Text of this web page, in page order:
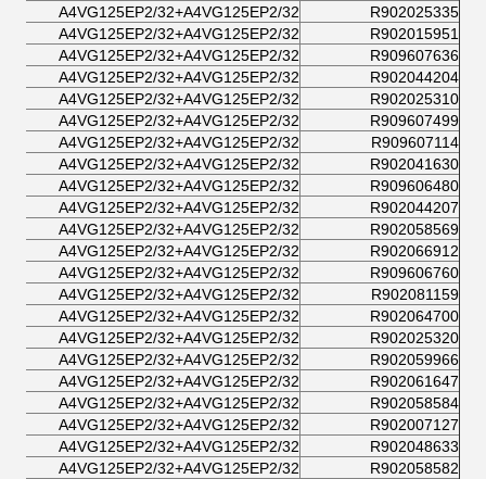
R902025335
A4VG125EP2/32+A4VG125EP2/32
R902015951
A4VG125EP2/32+A4VG125EP2/32
R909607636
A4VG125EP2/32+A4VG125EP2/32
R902044204
A4VG125EP2/32+A4VG125EP2/32
R902025310
A4VG125EP2/32+A4VG125EP2/32
R909607499
A4VG125EP2/32+A4VG125EP2/32
R909607114
A4VG125EP2/32+A4VG125EP2/32
R902041630
A4VG125EP2/32+A4VG125EP2/32
R909606480
A4VG125EP2/32+A4VG125EP2/32
R902044207
A4VG125EP2/32+A4VG125EP2/32
R902058569
A4VG125EP2/32+A4VG125EP2/32
R902066912
A4VG125EP2/32+A4VG125EP2/32
R909606760
A4VG125EP2/32+A4VG125EP2/32
R902081159
A4VG125EP2/32+A4VG125EP2/32
R902064700
A4VG125EP2/32+A4VG125EP2/32
R902025320
A4VG125EP2/32+A4VG125EP2/32
R902059966
A4VG125EP2/32+A4VG125EP2/32
R902061647
A4VG125EP2/32+A4VG125EP2/32
R902058584
A4VG125EP2/32+A4VG125EP2/32
R902007127
A4VG125EP2/32+A4VG125EP2/32
R902048633
A4VG125EP2/32+A4VG125EP2/32
R902058582
A4VG125EP2/32+A4VG125EP2/32